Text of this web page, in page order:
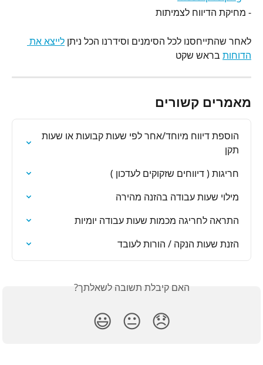
- מחיקת הדיווח לצמיתות
לאחר שהתייחסנו לכל הסימנים וסידרנו הכל ניתן לייצא את
הדוחות בראש שקט
מאמרים קשורים
הוספת דיווח מיוחד/אחר לפי שעות קבועות או שעות
תקן
חריגות ( דיווחים שזקוקים לעדכון )
מילוי שעות עבודה בהזנה מהירה
התראה לחריגה מכמות שעות עבודה יומיות
הזנת שעות הנקה / הורות לעובד
האם קיבלת תשובה לשאלתך?
😞
😐
😃